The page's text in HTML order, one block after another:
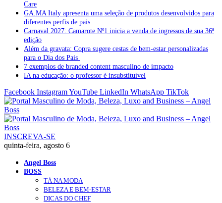
Care
GA.MA Italy apresenta uma seleção de produtos desenvolvidos para
diferentes perfis de pais
Carnaval 2027: Camarote Nº1 inicia a venda de ingressos de sua 36ª
edição
Além da gravata: Copra sugere cestas de bem-estar personalizadas
para o Dia dos Pais
7 exemplos de branded content masculino de impacto
IA na educação: o professor é insubstituível
Facebook InstagramYouTube LinkedIn WhatsApp TikTok
INSCREVA-SE
quinta-feira, agosto 6
Angel Boss
BOSS
TÁ NA MODA
BELEZA E BEM-ESTAR
DICAS DO CHEF